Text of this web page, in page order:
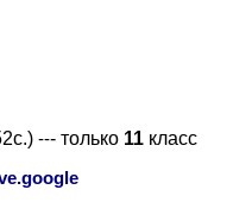
--- только 11 класс